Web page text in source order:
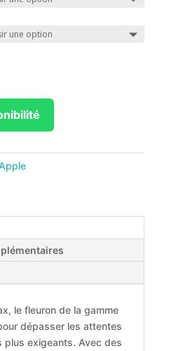
le fleuron de la gamme
dépasser les attentes
plus exigeants. Avec des